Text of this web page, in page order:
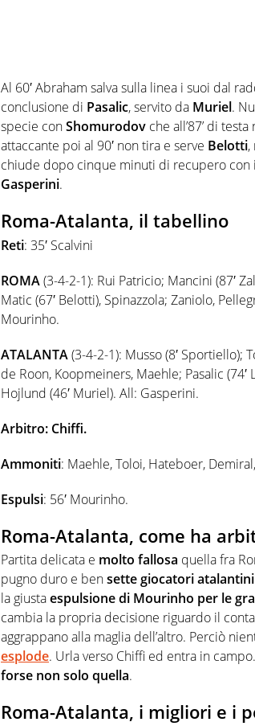
Al 60′ Abraham salva sulla linea i suoi dal
conclusione di Pasalic, servito da Muriel.
specie conShomurodov che all’87’ di
attaccante poi al 90′ non tira e serve Belotti,
chiude dopo cinque minuti di recupero con
Gasperini.
Roma-Atalanta, il tabellino
Reti: 35′ Scalvini
ROMA(3-4-2-1): Rui Patricio; Mancini (87′
Matic (67′ Belotti), Spinazzola; Zaniolo,
Mourinho.
ATALANTA(3-4-2-1): Musso (8′ Sportiello);
de Roon, Koopmeiners, Maehle; Pasalic (74′
Hojlund (46′ Muriel). All: Gasperini.
Arbitro: Chiffi.
Ammoniti: Maehle, Toloi, Hateboer,
Espulsi: 56′ Mourinho.
Roma-Atalanta, come ha
Partita delicata e molto fallosa quella fra
pugno duro e bensette giocatori
la giustaespulsione di Mourinho per le
cambia la propria decisione riguardo il
aggrappano alla maglia dell’altro. Perciò
esplode. Urla verso Chiffi ed entra in campo.
forse non solo quella.
Roma-Atalanta, i migliori e i